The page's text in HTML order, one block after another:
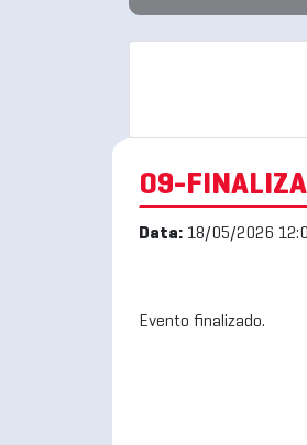
09-
Data: 18/05/2026
Evento finalizado.